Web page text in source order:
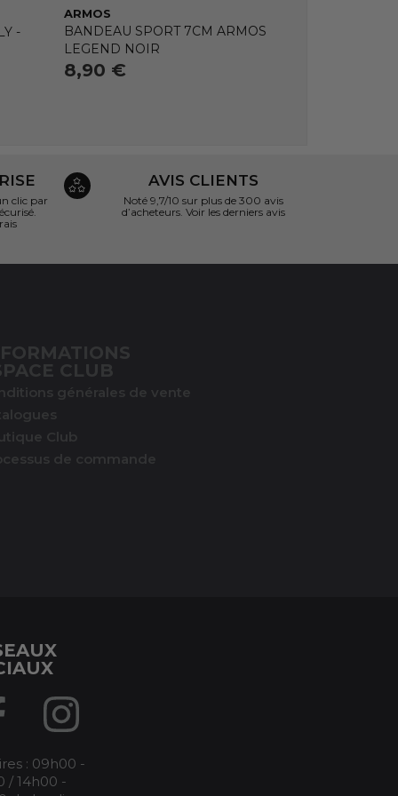
-
ARMOS
BANDEAU SPORT 7CM ARMOS
LEGEND NOIR
8,90 €
clic par
AVIS CLIENTS
Noté 9,7/10 sur plus de 300 avis
d’acheteurs.Voir les derniers avis
CLUB
générales de vente
Club
de commande
: 09h00 -
/ 14h00 -